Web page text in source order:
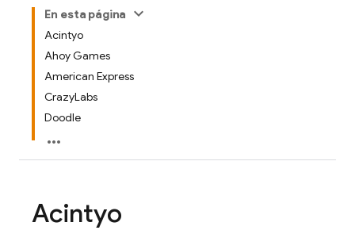
En esta página
Acintyo
Ahoy Games
American Express
CrazyLabs
Doodle
Acintyo